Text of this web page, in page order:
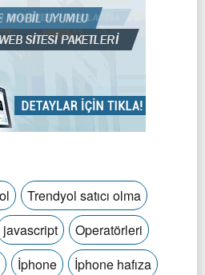
Trendyol satıcı olma
javascript
Operatörleri
İphone
İphone hafıza